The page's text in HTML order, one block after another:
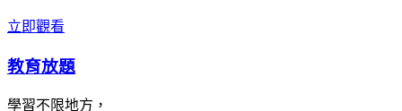
立即觀看
教育放題
學習不限地方，